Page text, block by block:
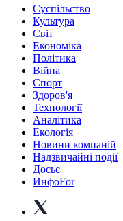
Суспiльство
Культура
Світ
Економіка
Політика
Війна
Спорт
Здоров'я
Технології
Аналітика
Екологія
Новини компаній
Надзвичайні події
Досьє
ИнфоFor